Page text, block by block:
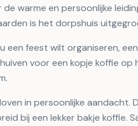
de warme en persoonlijke
is het dorpshuis
een feest wilt organiseren,
voor een kopje koffie
in persoonlijke aandacht.
bij een lekker bakje koffie.